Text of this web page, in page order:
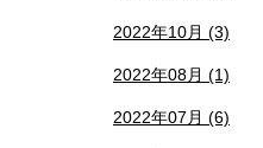
2022年10月 (3)
2022年08月 (1)
2022年07月 (6)